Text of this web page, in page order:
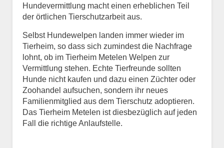
Informationen über das
Tier.
Art des Tiers*
Hundevermittlung macht einen erheblichen Teil
der örtlichen Tierschutzarbeit aus.
Selbst Hundewelpen landen immer wieder im
Tierheim, so dass sich zumindest die Nachfrage
lohnt, ob im Tierheim Metelen Welpen zur
Vermittlung stehen. Echte Tierfreunde sollten
Hunde nicht kaufen und dazu einen Züchter oder
Zoohandel aufsuchen, sondern ihr neues
Familienmitglied aus dem Tierschutz adoptieren.
Das Tierheim Metelen ist diesbezüglich auf jeden
Fall die richtige Anlaufstelle.